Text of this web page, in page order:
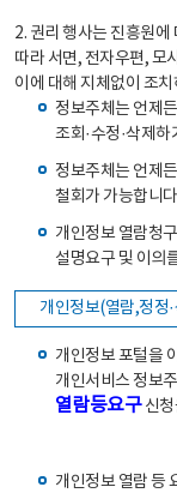
2. 권리 행사는 진흥원
따라 서면, 전자우편, 모
이에 대해 지체없이 조
정보주체는 언제
조회·수정·삭제하
정보주체는 언제
철회가 가능합니
개인정보 열람청
설명요구 및 이의
개인정보(열람,정정
개인정보 포털을
개인서비스 정보
열람등요구신청
개인정보 열람 등